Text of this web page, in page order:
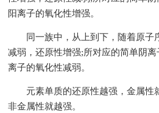
阳离子的氧化性增强。
同一族中，从上到下，随着原子
减弱，还原性增强;所对应的简单阴
离子的氧化性减弱。
元素单质的还原性越强，金属性
非金属性就越强。